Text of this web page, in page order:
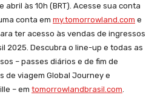
abril às 10h (BRT). Acesse sua conta
conta em my.tomorrowland.com e
ter acesso às vendas de ingressos
2025. Descubra o line-up e todas as
– passes diários e de fim de
de viagem Global Journey e
– em tomorrowlandbrasil.com.